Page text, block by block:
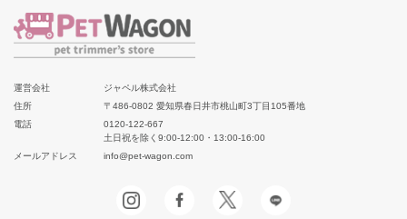
運営会社
ジャペル株式会社
住所
〒486-0802 愛知県春日井市桃山町3丁目105番地
電話
0120-122-667
土日祝を除く9:00-12:00・13:00-16:00
メールアドレス
info@pet-wagon.com